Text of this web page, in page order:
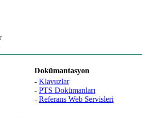
Dokümantasyon
- Klavuzlar
- PTS Dokümanları
- Referans Web Servisleri